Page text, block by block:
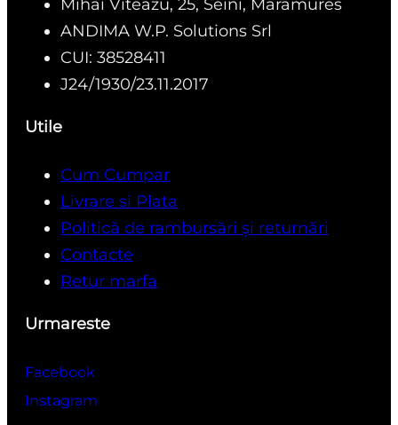
Mihai Viteazu, 25, Seini, Maramures
ANDIMA W.P. Solutions Srl
CUI: 38528411
J24/1930/23.11.2017
Utile
Cum Cumpar
Livrare si Plata
Politică de rambursări și returnări
Contacte
Retur marfa
Urmareste
Facebook
Instagram